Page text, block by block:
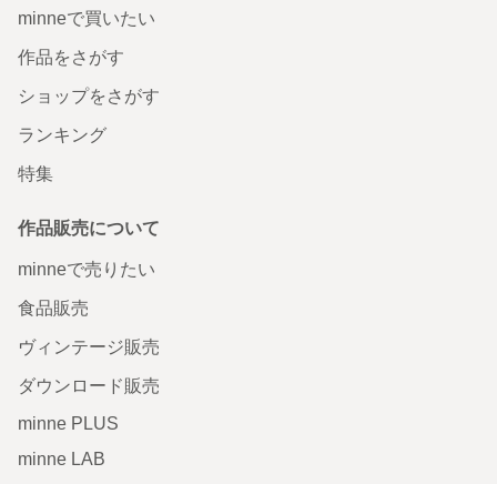
minneで買いたい
作品をさがす
ショップをさがす
ランキング
特集
作品販売について
minneで売りたい
食品販売
ヴィンテージ販売
ダウンロード販売
minne PLUS
minne LAB